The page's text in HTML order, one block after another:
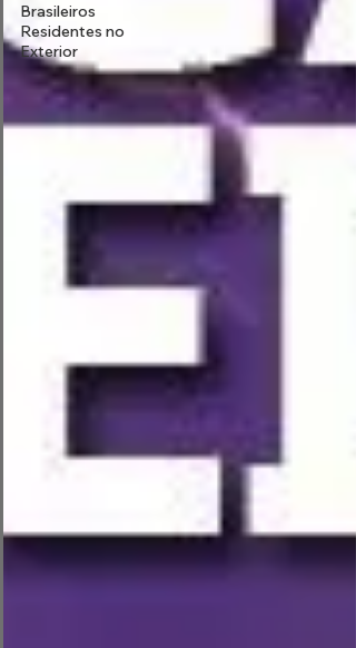
Brasileiros
Residentes no
Exterior